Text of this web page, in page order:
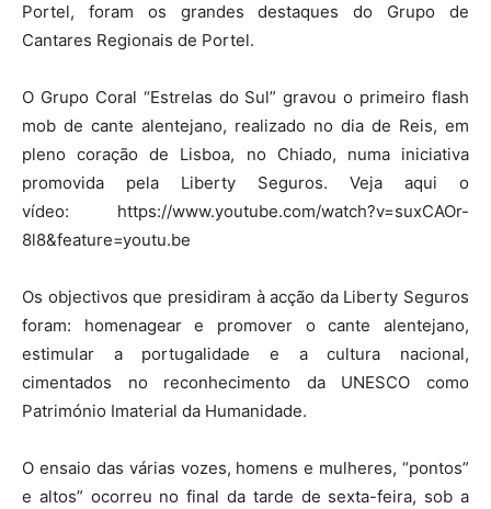
Portel, foram os grandes destaques do Grupo de
Cantares Regionais de Portel.
O Grupo Coral “Estrelas do Sul” gravou o primeiro flash
mob de cante alentejano, realizado no dia de Reis, em
pleno coração de Lisboa, no Chiado, numa iniciativa
promovida pela Liberty Seguros. Veja aqui o
vídeo: https://www.youtube.com/watch?v=suxCAOr-
8l8&feature=youtu.be
Os objectivos que presidiram à acção da Liberty Seguros
foram: homenagear e promover o cante alentejano,
estimular a portugalidade e a cultura nacional,
cimentados no reconhecimento da UNESCO como
Património Imaterial da Humanidade.
O ensaio das várias vozes, homens e mulheres, “pontos”
e altos” ocorreu no final da tarde de sexta-feira, sob a